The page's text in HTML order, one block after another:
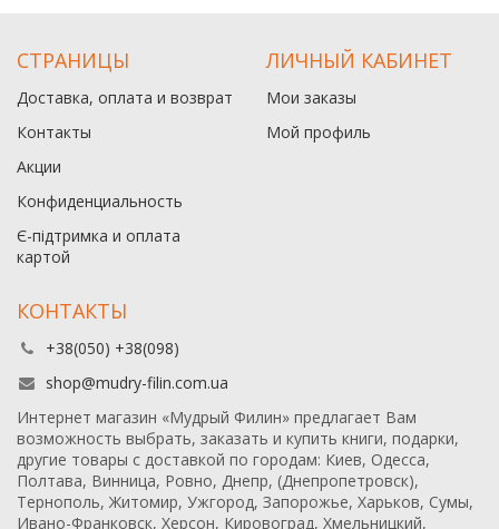
СТРАНИЦЫ
Доставка, оплата и возврат
Контакты
Акции
Конфиденциальность
Є-підтримка и оплата
картой
ЛИЧНЫЙ КАБИНЕТ
Мои заказы
Мой профиль
КОНТАКТЫ
+38(050) +38(098)
shop@mudry-filin.com.ua
Интернет магазин «Мудрый Филин» предлагает Вам
возможность выбрать, заказать и купить книги, подарки,
другие товары с доставкой по городам: Киев, Одесса,
Полтава, Винница, Ровно, Днепр, (Днепропетровск),
Тернополь, Житомир, Ужгород, Запорожье, Харьков, Сумы,
Ивано-Франковск, Херсон, Кировоград, Хмельницкий,